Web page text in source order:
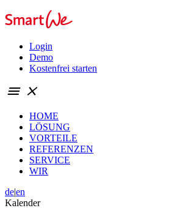
Login
Demo
Kostenfrei starten
menu close
HOME
LÖSUNG
VORTEILE
REFERENZEN
SERVICE
WIR
de|en
Kalender